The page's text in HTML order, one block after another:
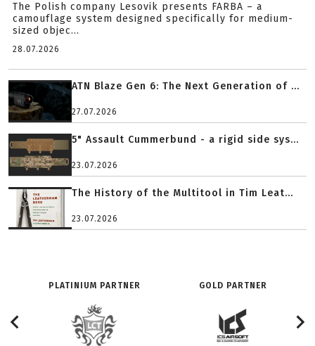
The Polish company Lesovik presents FARBA – a
camouflage system designed specifically for medium-
sized objec...
28.07.2026
ATN Blaze Gen 6: The Next Generation of ...
27.07.2026
5" Assault Cummerbund - a rigid side sys...
23.07.2026
The History of the Multitool in Tim Leat...
23.07.2026
PLATINIUM PARTNER GOLD PARTNER